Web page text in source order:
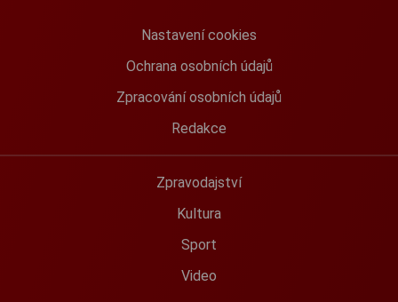
Nastavení cookies
Ochrana osobních údajů
Zpracování osobních údajů
Redakce
Zpravodajství
Kultura
Sport
Video